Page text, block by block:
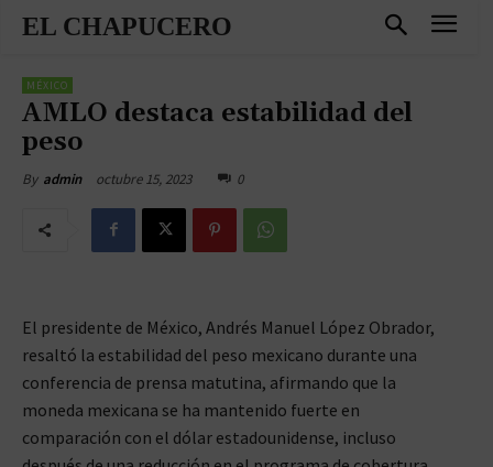
EL CHAPUCERO
MÉXICO
AMLO destaca estabilidad del
peso
By admin octubre 15, 2023 0
El presidente de México, Andrés Manuel López Obrador,
resaltó la estabilidad del peso mexicano durante una
conferencia de prensa matutina, afirmando que la
moneda mexicana se ha mantenido fuerte en
comparación con el dólar estadounidense, incluso